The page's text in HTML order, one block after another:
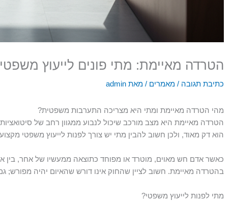
הטרדה מאיימת: מתי פונים לייעוץ
כתיבת תגובה / מאמרים / מאת admin
מהי הטרדה מאיימת ומתי היא מצריכה התערבות משפטית?
הטרדה מאיימת היא מצב מורכב שיכול לנבוע ממגוון רחב של
הוא דק מאוד, ולכן חשוב להבין מתי יש צורך לפנות לייעוץ משפטי
כאשר אדם חש מאוים, מוטרד או מפוחד כתוצאה ממעשיו של אחר, בין
בהטרדה מאיימת. חשוב לציין שהחוק אינו דורש שהאיום יהיה
מתי לפנות לייעוץ משפטי?